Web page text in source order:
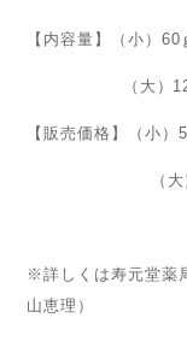
【内容量】（小）
（大）120
【販売価格】（小
（大）
※詳しくは寿元堂薬
山恵理）